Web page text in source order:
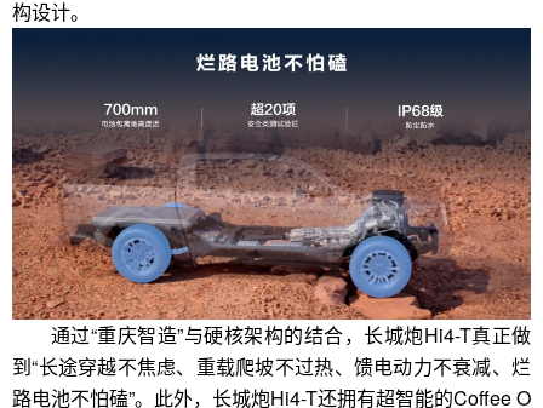
构设计。
通过“重庆智造”与硬核架构的结合，长城炮Hi4-T真正做
到“长途穿越不焦虑、重载爬坡不过热、馈电动力不衰减、烂
路电池不怕磕”。此外，长城炮Hi4-T还拥有超智能的Coffee O